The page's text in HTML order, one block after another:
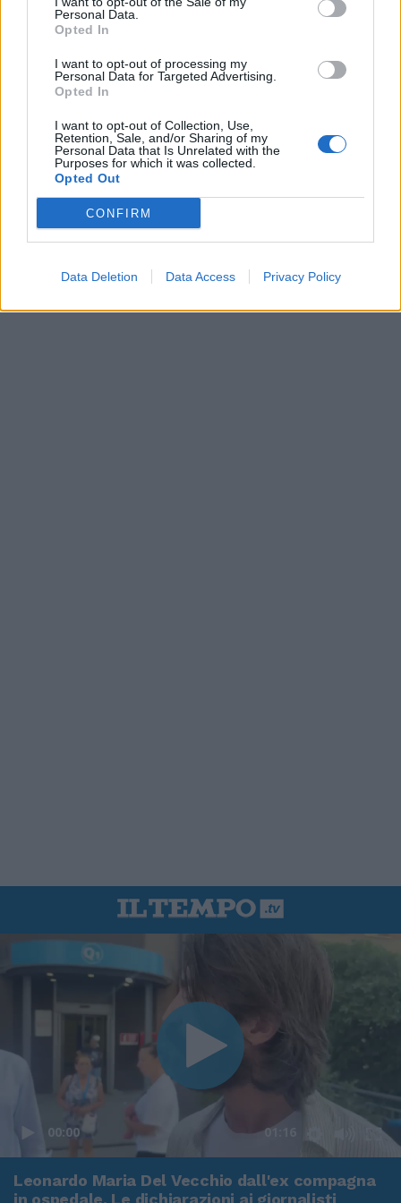
Personal Data.
Opted In
I want to opt-out of processing my
Personal Data for Targeted Advertising.
Opted In
I want to opt-out of Collection, Use,
Retention, Sale, and/or Sharing of my
Personal Data that Is Unrelated with the
Purposes for which it was collected.
Opted Out
CONFIRM
Data Deletion Data Access Privacy Policy
In evidenza
00:00 01:16
Leonardo Maria Del Vecchio dall'ex compagna
in ospedale. Le dichiarazioni ai giornalisti